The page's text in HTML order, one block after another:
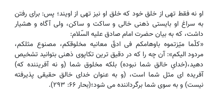
او نه فقط تهی از خلق خود که خلق او نیز تهی از اویند؛ پس: برای رفتن
به سراغ او بایستی ذهنی خالی و ساکت و ساکن، ولی آگاه و هشیار
داشت، که به بیان حضرت امام صادق علیه السّلام:
«کلّما میّزتموه باوهامکم فی ادقّ معانیه مخلوقکم، مصنوع مثلکم،
مردود الیکم»: آن چه را که در دقیق ترین تکاپوی ذهنی بتوانید تشخیص
دهید،(خدایِ خالق شما نبوده) بلکه مخلوق شما (و نه آفریننده که)
آفریده ای مثل شما است، (و به عنوان خدای خالق حقیقی پذیرفته
نیست) و به سوی شما برگرداننده می شود؛(بحار ۶۶: ۲۹۳).